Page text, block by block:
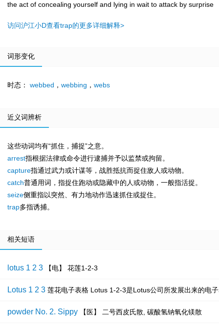
the act of concealing yourself and lying in wait to attack by surprise
访问沪江小D查看trap的更多详细解释>
词形变化
时态： webbed ， webbing ， webs
近义词辨析
这些动词均有“抓住，捕捉”之意。
arrest指根据法律或命令进行逮捕并予以监禁或拘留。
capture指通过武力或计谋等，战胜抵抗而捉住敌人或动物。
catch普通用词，指捉住跑动或隐藏中的人或动物，一般指活捉。
seize侧重指以突然、有力地动作迅速抓住或捉住。
trap多指诱捕。
相关短语
lotus 1 2 3 【电】 花莲1-2-3
Lotus 1 2 3 莲花电子表格 Lotus 1-2-3是Lotus公司所发展出来的电
powder No. 2. Sippy 【医】 二号西皮氏散, 碳酸氢钠氧化镁散